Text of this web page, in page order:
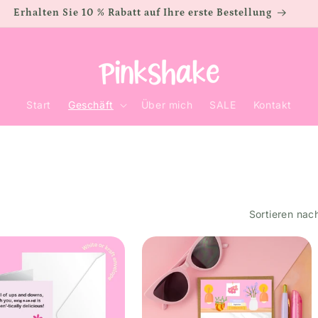
Erhalten Sie 10 % Rabatt auf Ihre erste Bestellung
Start Geschäft Über mich SALE Kontakt
Sortieren